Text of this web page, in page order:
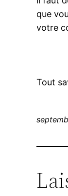
que
votre
Tout